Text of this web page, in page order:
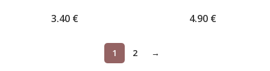
3.40 € 4.90 €
1 2 →